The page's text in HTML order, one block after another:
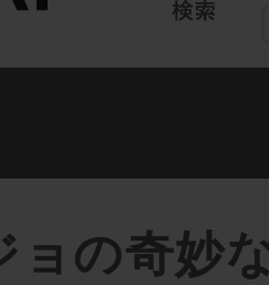
ョの奇妙